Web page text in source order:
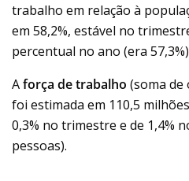
trabalho em relação à
em 58,2%, estável no
percentual no ano (era
Aforça de trabalho (soma de
foi estimada em 110,5
0,3% no trimestre e de 1,4%
pessoas).